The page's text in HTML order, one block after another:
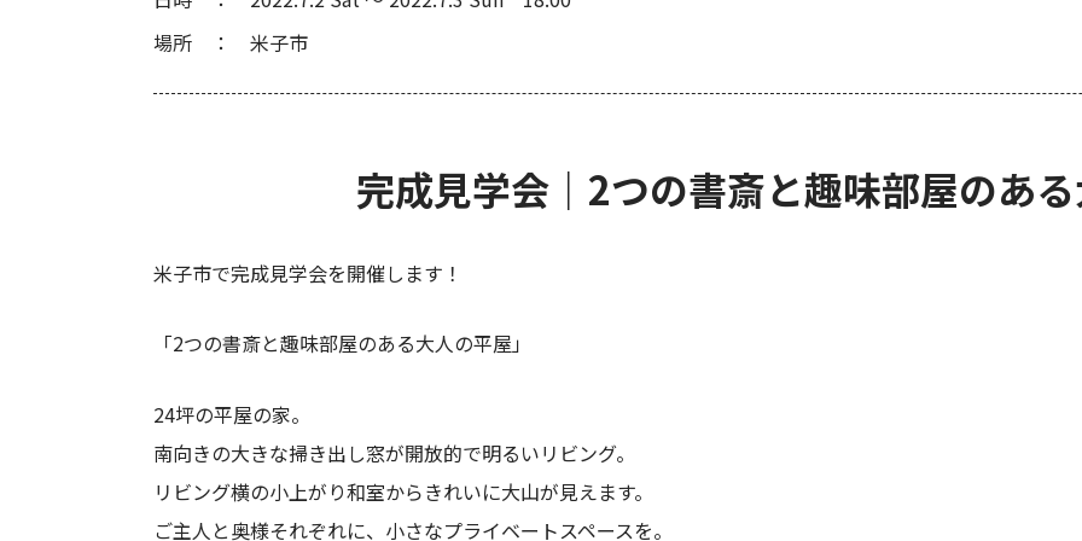
場所
米子市
完成見学会｜2つの書斎と趣味部屋のあ
米子市で完成見学会を開催します！
「2つの書斎と趣味部屋のある大人の平屋」
24坪の平屋の家。
南向きの大きな掃き出し窓が開放的で明るいリビング。
リビング横の小上がり和室からきれいに大山が見えます。
ご主人と奥様それぞれに、小さなプライベートスペースを。